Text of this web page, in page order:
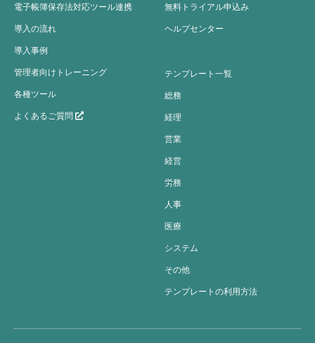
電子帳簿保存法対応ツール連携
導入の流れ
導入事例
管理者向けトレーニング
各種ツール
よくあるご質問
無料トライアル申込み
ヘルプセンター
テンプレート一覧
総務
経理
営業
経営
労務
人事
医療
システム
その他
テンプレートの利用方法